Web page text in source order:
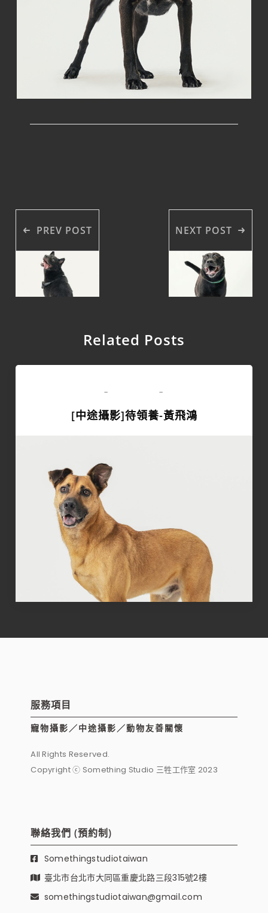
PREV POST NEXT POST
Related Posts
- -
[中途攝影]待領養-黃飛鴻
服務項目
寵物攝影／中途攝影／動物友善關懷
All Rights Reserved.
Copyright ⓒ Something Studio 三牲工作室 2023
聯絡我們 (預約制)
Somethingstudiotaiwan
臺北市台北市大同區重慶北路三段315號2樓
somethingstudiotaiwan@gmail.com